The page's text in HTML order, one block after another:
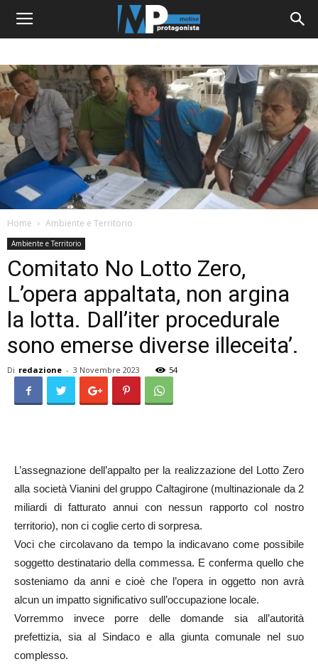
Home Ambiente e Territorio
Ambiente e Territorio
Comitato No Lotto Zero,
L’opera appaltata, non argina
la lotta. Dall’iter procedurale
sono emerse diverse illeceita’.
Di redazione - 3 Novembre 2023 54
L’assegnazione dell’appalto per la realizzazione del Lotto Zero
alla società Vianini del gruppo Caltagirone (multinazionale da 2
miliardi di fatturato annui con nessun rapporto col nostro
territorio), non ci coglie certo di sorpresa.
Voci che circolavano da tempo la indicavano come possibile
soggetto destinatario della commessa. E conferma quello che
sosteniamo da anni e cioè che l’opera in oggetto non avrà
alcun un impatto significativo sull’occupazione locale.
Vorremmo invece porre delle domande sia all’autorità
prefettizia, sia al Sindaco e alla giunta comunale nel suo
complesso.